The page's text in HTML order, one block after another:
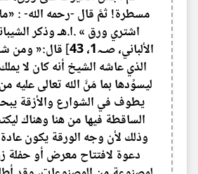
مسطرة! ثمَّ قال -رحمه الله- :
اشتري ورق » .ا.هـ وذكر
الألباني، صـﮧ1، 43]
الذي عاشه الشيخ أنه كان لا
ليسوِّدها بما مَنَّ الله تعالى عليه
يطوف في الشوارع والأزقة
الساقطة فيها من هنا وهناك
وذلك لأن وجه الورقة يكون عادة
دعوة لافتتاح معرض أو حفلة